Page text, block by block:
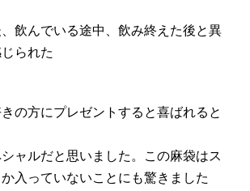
、飲んでいる途中、飲み終えた後と異
られた
の方にプレゼントすると喜ばれると
シャルだと思いました。この麻袋はス
入っていないことにも驚きました